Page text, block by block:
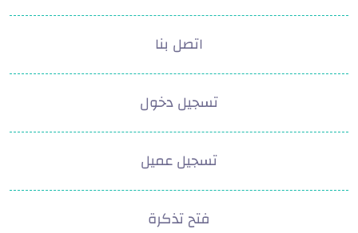
اتصل بنا
تسجيل دخول
تسجيل عميل
فتح تذكرة